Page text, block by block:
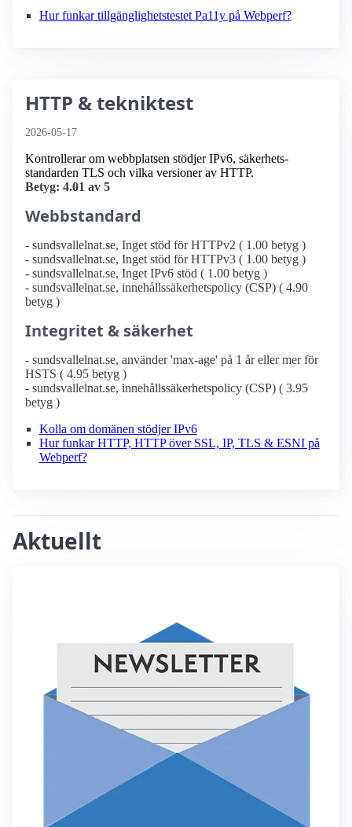
Hur funkar tillgänglighetstestet Pa11y på Webperf?
HTTP & tekniktest
2026-05-17
Kontrollerar om webbplatsen stödjer IPv6, säkerhets­
standarden TLS och vilka versioner av HTTP.
Betyg: 4.01 av 5
Webbstandard
- sundsvallelnat.se, Inget stöd för HTTPv2 ( 1.00 betyg )
- sundsvallelnat.se, Inget stöd för HTTPv3 ( 1.00 betyg )
- sundsvallelnat.se, Inget IPv6 stöd ( 1.00 betyg )
- sundsvallelnat.se, innehållssäkerhetspolicy (CSP) ( 4.90
betyg )
Integritet & säkerhet
- sundsvallelnat.se, använder 'max-age' på 1 år eller mer för
HSTS ( 4.95 betyg )
- sundsvallelnat.se, innehållssäkerhetspolicy (CSP) ( 3.95
betyg )
Kolla om domänen stödjer IPv6
Hur funkar HTTP, HTTP över SSL, IP, TLS & ESNI på
Webperf?
Aktuellt